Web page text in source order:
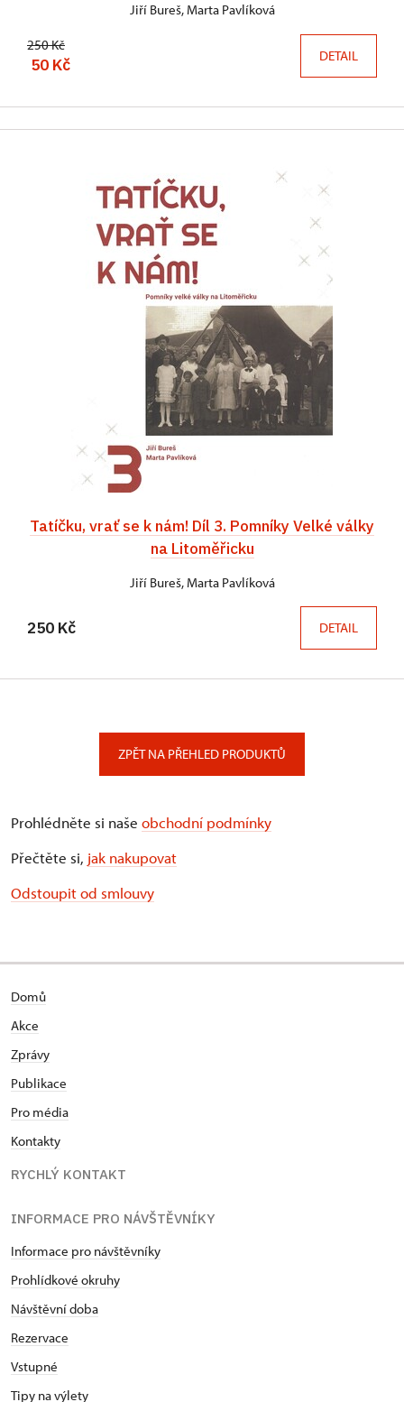
Jiří Bureš, Marta Pavlíková
250 Kč
50 Kč DETAIL
Tatíčku, vrať se k nám! Díl 3. Pomníky Velké války
na Litoměřicku
Jiří Bureš, Marta Pavlíková
250 Kč DETAIL
ZPĚT NA PŘEHLED PRODUKTŮ
Prohlédněte si naše obchodní podmínky
Přečtěte si, jak nakupovat
Odstoupit od smlouvy
Domů
Akce
Zprávy
Publikace
Pro média
Kontakty
RYCHLÝ KONTAKT
INFORMACE PRO NÁVŠTĚVNÍKY
Informace pro návštěvníky
Prohlídkové okruhy
Návštěvní doba
Rezervace
Vstupné
Tipy na výlety